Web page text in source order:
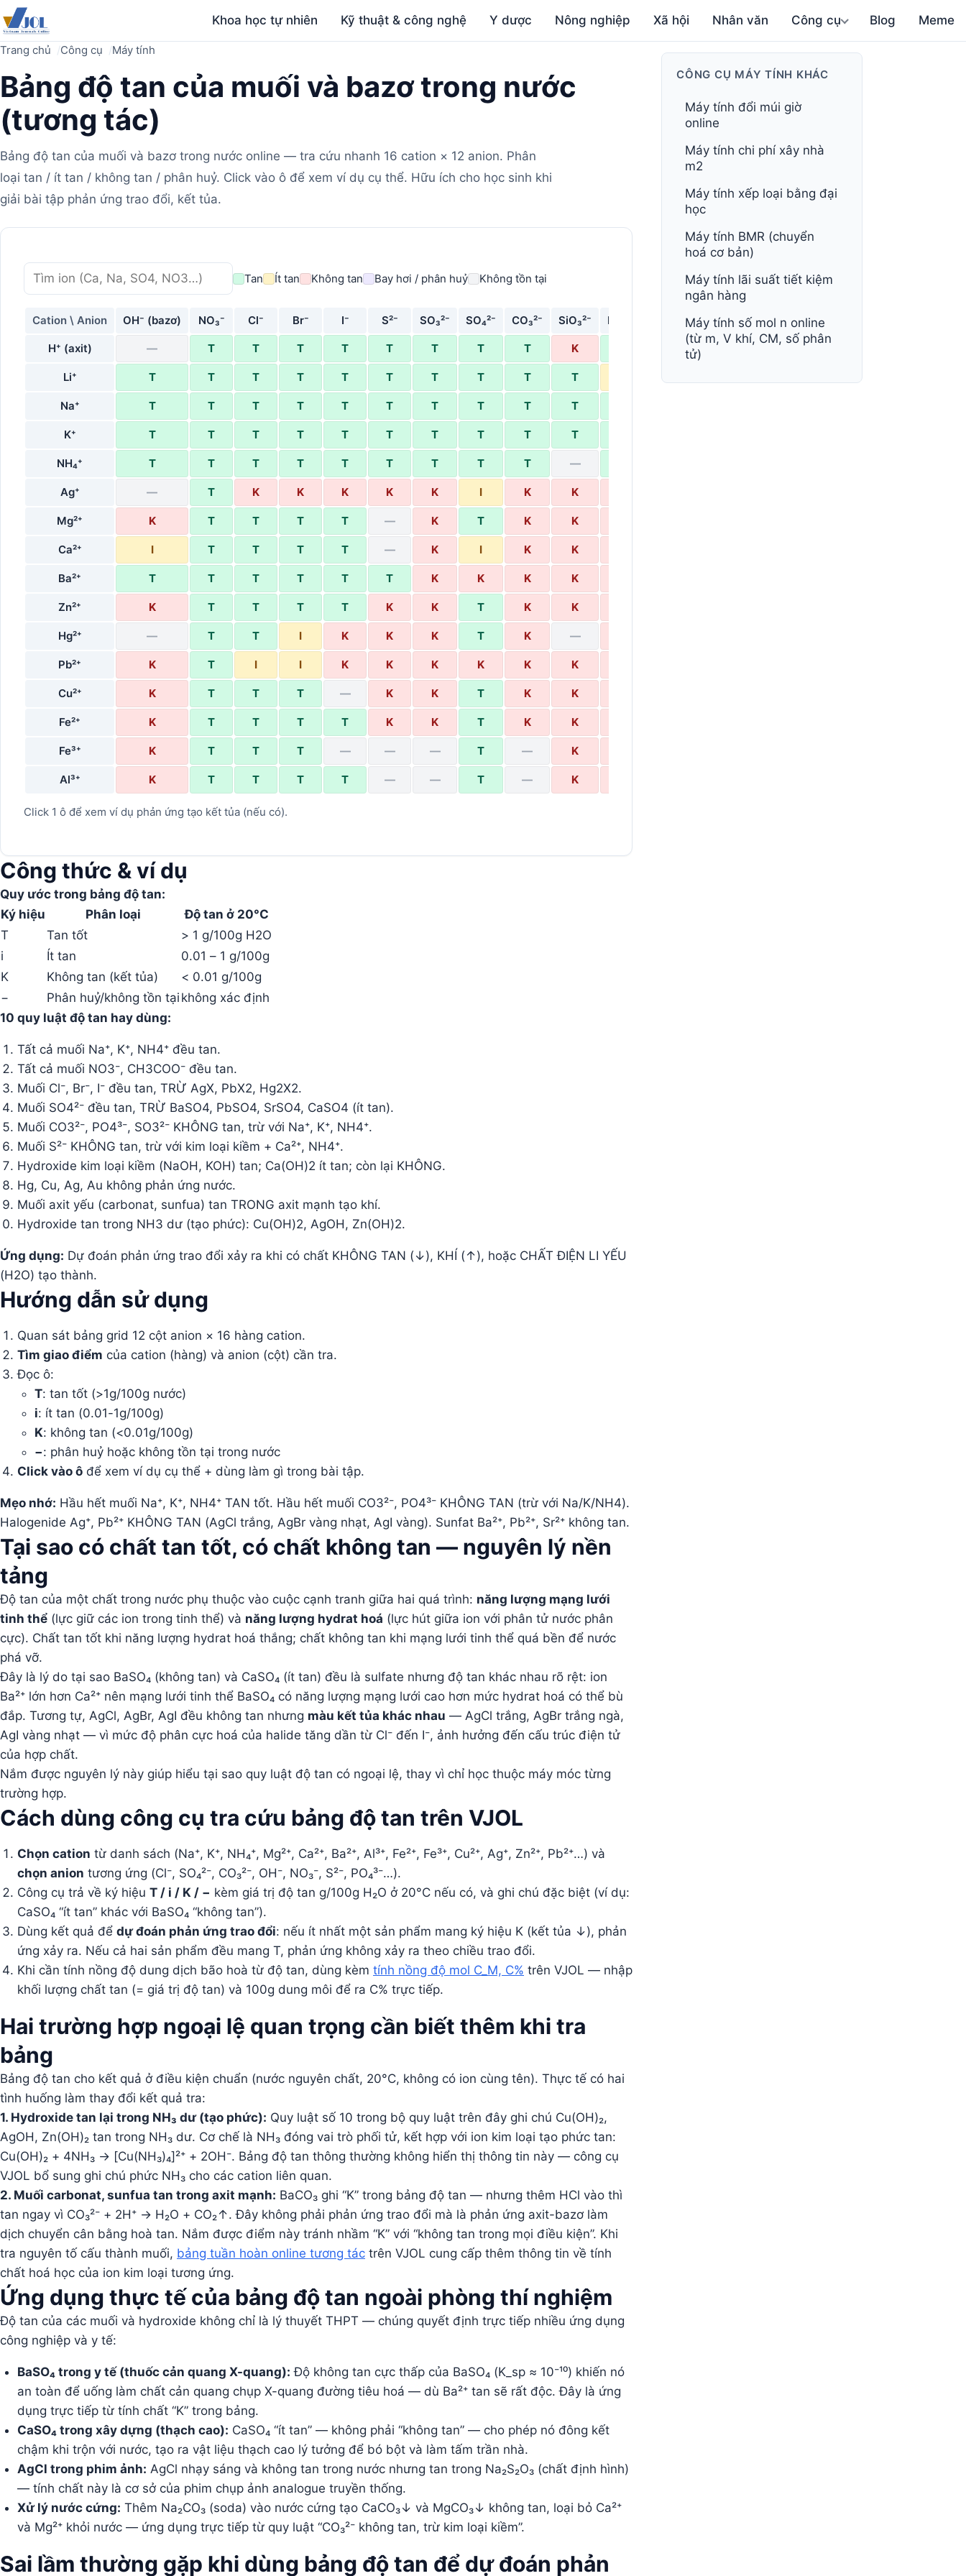
Khoa học tự nhiên Kỹ thuật & công nghệ Y dược Nông nghiệp Xã hội Nhân văn Công cụ Blog Meme
Trang chủ Công cụ Máy tính
Bảng độ tan của muối và bazơ trong nước
(tương tác)
Bảng độ tan của muối và bazơ trong nước online — tra cứu nhanh 16 cation × 12 anion. Phân
loại tan / ít tan / không tan / phân huỷ. Click vào ô để xem ví dụ cụ thể. Hữu ích cho học sinh khi
giải bài tập phản ứng trao đổi, kết tủa.
Máy
tính
Tìm
ion
Tan Ít tan Không tan Bay hơi / phân huỷ Không tồn tại
Cation \ Anion OH⁻ (bazơ) NO₃⁻ Cl⁻ Br⁻ I⁻ S²⁻ SO₃²⁻ SO₄²⁻ CO₃²⁻ SiO₃²⁻ PO₄³⁻ CH₃COO⁻
H⁺ (axit) — T T T T T T T T K
Li⁺ T T T T T T T T T T
Na⁺ T T T T T T T T T T
K⁺ T T T T T T T T T T
NH₄⁺ T T T T T T T T T —
Ag⁺ — T K K K K K I K K
Mg²⁺ K T T T T — K T K K
Ca²⁺ I T T T T — K I K K
Ba²⁺ T T T T T T K K K K
Zn²⁺ K T T T T K K T K K
Hg²⁺ — T T I K K K T K —
Pb²⁺ K T I I K K K K K K
Cu²⁺ K T T T — K K T K K
Fe²⁺ K T T T T K K T K K
Fe³⁺ K T T T — — — T — K
Al³⁺ K T T T T — — T — K
Click 1 ô để xem ví dụ phản ứng tạo kết tủa (nếu có).
Công thức & ví dụ
Quy ước trong bảng độ tan:
Ký hiệu
Phân loại
Độ tan ở 20°C
T
Tan tốt
> 1 g/100g H2O
i
Ít tan
0.01 – 1 g/100g
K
Không tan (kết tủa)
< 0.01 g/100g
−
Phân huỷ/không tồn tại không xác định
10 quy luật độ tan hay dùng:
Tất cả muối Na⁺, K⁺, NH4⁺ đều tan.
Tất cả muối NO3⁻, CH3COO⁻ đều tan.
Muối Cl⁻, Br⁻, I⁻ đều tan, TRỪ AgX, PbX2, Hg2X2.
Muối SO4²⁻ đều tan, TRỪ BaSO4, PbSO4, SrSO4, CaSO4 (ít tan).
Muối CO3²⁻, PO4³⁻, SO3²⁻ KHÔNG tan, trừ với Na⁺, K⁺, NH4⁺.
Muối S²⁻ KHÔNG tan, trừ với kim loại kiềm + Ca²⁺, NH4⁺.
Hydroxide kim loại kiềm (NaOH, KOH) tan; Ca(OH)2 ít tan; còn lại KHÔNG.
Hg, Cu, Ag, Au không phản ứng nước.
Muối axit yếu (carbonat, sunfua) tan TRONG axit mạnh tạo khí.
Hydroxide tan trong NH3 dư (tạo phức): Cu(OH)2, AgOH, Zn(OH)2.
Ứng dụng: Dự đoán phản ứng trao đổi xảy ra khi có chất KHÔNG TAN (↓), KHÍ (↑), hoặc CHẤT ĐIỆN LI YẾU
(H2O) tạo thành.
Hướng dẫn sử dụng
Quan sát bảng grid 12 cột anion × 16 hàng cation.
Tìm giao điểm của cation (hàng) và anion (cột) cần tra.
Đọc ô:
T: tan tốt (>1g/100g nước)
i: ít tan (0.01-1g/100g)
K: không tan (<0.01g/100g)
−: phân huỷ hoặc không tồn tại trong nước
Click vào ô để xem ví dụ cụ thể + dùng làm gì trong bài tập.
Mẹo nhớ: Hầu hết muối Na⁺, K⁺, NH4⁺ TAN tốt. Hầu hết muối CO3²⁻, PO4³⁻ KHÔNG TAN (trừ với Na/K/NH4).
Halogenide Ag⁺, Pb²⁺ KHÔNG TAN (AgCl trắng, AgBr vàng nhạt, AgI vàng). Sunfat Ba²⁺, Pb²⁺, Sr²⁺ không tan.
Tại sao có chất tan tốt, có chất không tan — nguyên lý nền
tảng
Độ tan của một chất trong nước phụ thuộc vào cuộc cạnh tranh giữa hai quá trình: năng lượng mạng lưới
tinh thể (lực giữ các ion trong tinh thể) và năng lượng hydrat hoá (lực hút giữa ion với phân tử nước phân
cực). Chất tan tốt khi năng lượng hydrat hoá thắng; chất không tan khi mạng lưới tinh thể quá bền để nước
phá vỡ.
Đây là lý do tại sao BaSO₄ (không tan) và CaSO₄ (ít tan) đều là sulfate nhưng độ tan khác nhau rõ rệt: ion
Ba²⁺ lớn hơn Ca²⁺ nên mạng lưới tinh thể BaSO₄ có năng lượng mạng lưới cao hơn mức hydrat hoá có thể bù
đắp. Tương tự, AgCl, AgBr, AgI đều không tan nhưng màu kết tủa khác nhau — AgCl trắng, AgBr trắng ngà,
AgI vàng nhạt — vì mức độ phân cực hoá của halide tăng dần từ Cl⁻ đến I⁻, ảnh hưởng đến cấu trúc điện tử
của hợp chất.
Nắm được nguyên lý này giúp hiểu tại sao quy luật độ tan có ngoại lệ, thay vì chỉ học thuộc máy móc từng
trường hợp.
Cách dùng công cụ tra cứu bảng độ tan trên VJOL
Chọn cation từ danh sách (Na⁺, K⁺, NH₄⁺, Mg²⁺, Ca²⁺, Ba²⁺, Al³⁺, Fe²⁺, Fe³⁺, Cu²⁺, Ag⁺, Zn²⁺, Pb²⁺…) và
chọn anion tương ứng (Cl⁻, SO₄²⁻, CO₃²⁻, OH⁻, NO₃⁻, S²⁻, PO₄³⁻…).
Công cụ trả về ký hiệu T / i / K / − kèm giá trị độ tan g/100g H₂O ở 20°C nếu có, và ghi chú đặc biệt (ví dụ:
CaSO₄ “ít tan” khác với BaSO₄ “không tan”).
Dùng kết quả để dự đoán phản ứng trao đổi: nếu ít nhất một sản phẩm mang ký hiệu K (kết tủa ↓), phản
ứng xảy ra. Nếu cả hai sản phẩm đều mang T, phản ứng không xảy ra theo chiều trao đổi.
Khi cần tính nồng độ dung dịch bão hoà từ độ tan, dùng kèm tính nồng độ mol C_M, C% trên VJOL — nhập
khối lượng chất tan (= giá trị độ tan) và 100g dung môi để ra C% trực tiếp.
Hai trường hợp ngoại lệ quan trọng cần biết thêm khi tra
bảng
Bảng độ tan cho kết quả ở điều kiện chuẩn (nước nguyên chất, 20°C, không có ion cùng tên). Thực tế có hai
tình huống làm thay đổi kết quả tra:
1. Hydroxide tan lại trong NH₃ dư (tạo phức): Quy luật số 10 trong bộ quy luật trên đây ghi chú Cu(OH)₂,
AgOH, Zn(OH)₂ tan trong NH₃ dư. Cơ chế là NH₃ đóng vai trò phối tử, kết hợp với ion kim loại tạo phức tan:
Cu(OH)₂ + 4NH₃ → [Cu(NH₃)₄]²⁺ + 2OH⁻. Bảng độ tan thông thường không hiển thị thông tin này — công cụ
VJOL bổ sung ghi chú phức NH₃ cho các cation liên quan.
2. Muối carbonat, sunfua tan trong axit mạnh: BaCO₃ ghi “K” trong bảng độ tan — nhưng thêm HCl vào thì
tan ngay vì CO₃²⁻ + 2H⁺ → H₂O + CO₂↑. Đây không phải phản ứng trao đổi mà là phản ứng axit-bazơ làm
dịch chuyển cân bằng hoà tan. Nắm được điểm này tránh nhầm “K” với “không tan trong mọi điều kiện”. Khi
tra nguyên tố cấu thành muối, bảng tuần hoàn online tương tác trên VJOL cung cấp thêm thông tin về tính
chất hoá học của ion kim loại tương ứng.
Ứng dụng thực tế của bảng độ tan ngoài phòng thí nghiệm
Độ tan của các muối và hydroxide không chỉ là lý thuyết THPT — chúng quyết định trực tiếp nhiều ứng dụng
công nghiệp và y tế:
BaSO₄ trong y tế (thuốc cản quang X-quang): Độ không tan cực thấp của BaSO₄ (K_sp ≈ 10⁻¹⁰) khiến nó
an toàn để uống làm chất cản quang chụp X-quang đường tiêu hoá — dù Ba²⁺ tan sẽ rất độc. Đây là ứng
dụng trực tiếp từ tính chất “K” trong bảng.
CaSO₄ trong xây dựng (thạch cao): CaSO₄ “ít tan” — không phải “không tan” — cho phép nó đông kết
chậm khi trộn với nước, tạo ra vật liệu thạch cao lý tưởng để bó bột và làm tấm trần nhà.
AgCl trong phim ảnh: AgCl nhạy sáng và không tan trong nước nhưng tan trong Na₂S₂O₃ (chất định hình)
— tính chất này là cơ sở của phim chụp ảnh analogue truyền thống.
Xử lý nước cứng: Thêm Na₂CO₃ (soda) vào nước cứng tạo CaCO₃↓ và MgCO₃↓ không tan, loại bỏ Ca²⁺
và Mg²⁺ khỏi nước — ứng dụng trực tiếp từ quy luật “CO₃²⁻ không tan, trừ kim loại kiềm”.
Sai lầm thường gặp khi dùng bảng độ tan để dự đoán phản
CÔNG CỤ MÁY TÍNH KHÁC
Máy tính đổi múi giờ
online
Máy tính chi phí xây nhà
m2
Máy tính xếp loại bằng đại
học
Máy tính BMR (chuyển
hoá cơ bản)
Máy tính lãi suất tiết kiệm
ngân hàng
Máy tính số mol n online
(từ m, V khí, CM, số phân
tử)